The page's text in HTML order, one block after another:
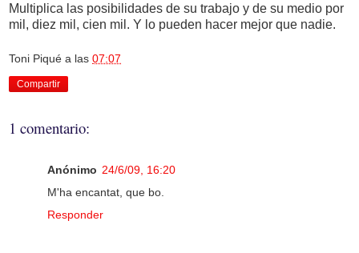
Multiplica las posibilidades de su trabajo y de su medio por
mil, diez mil, cien mil. Y lo pueden hacer mejor que nadie.
Toni Piqué a las 07:07
Compartir
1 comentario:
Anónimo 24/6/09, 16:20
M'ha encantat, que bo.
Responder